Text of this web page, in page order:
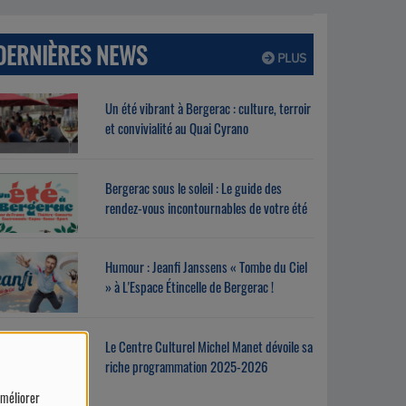
PLUS
NEWS
Un été vibrant à Bergerac : culture, terroir
et convivialité au Quai Cyrano
Bergerac sous le soleil : Le guide des
rendez-vous incontournables de votre été
Humour : Jeanfi Janssens « Tombe du Ciel
» à L'Espace Étincelle de Bergerac !
Le Centre Culturel Michel Manet dévoile sa
riche programmation 2025-2026